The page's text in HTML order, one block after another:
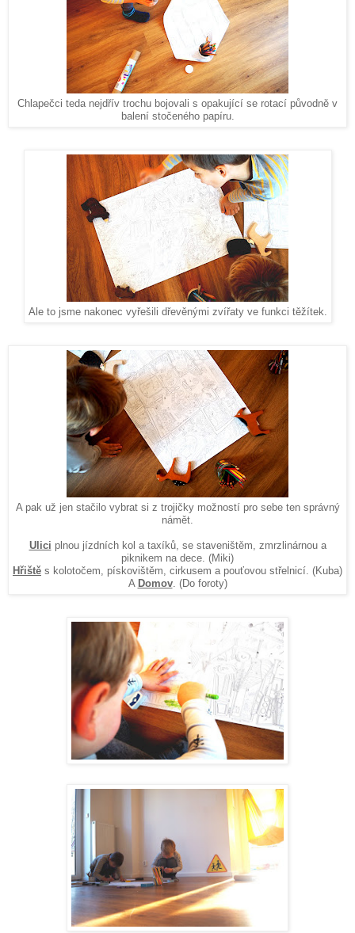
Chlapečci teda nejdřív trochu bojovali s opakující se rotací původně v
balení stočeného papíru.
Ale to jsme nakonec vyřešili dřevěnými zvířaty ve funkci těžítek.
A pak už jen stačilo vybrat si z trojičky možností pro sebe ten správný
námět.
Ulici plnou jízdních kol a taxíků, se staveništěm, zmrzlinárnou a
piknikem na dece. (Miki)
Hřiště s kolotočem, pískovištěm, cirkusem a pouťovou střelnicí. (Kuba)
A Domov. (Do foroty)